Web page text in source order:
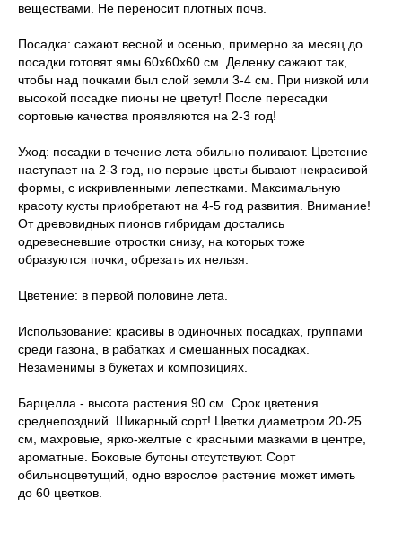
веществами. Не переносит плотных почв.
Посадка: сажают весной и осенью, примерно за месяц до
посадки готовят ямы 60х60х60 см. Деленку сажают так,
чтобы над почками был слой земли 3-4 см. При низкой или
высокой посадке пионы не цветут! После пересадки
сортовые качества проявляются на 2-3 год!
Уход: посадки в течение лета обильно поливают. Цветение
наступает на 2-3 год, но первые цветы бывают некрасивой
формы, с искривленными лепестками. Максимальную
красоту кусты приобретают на 4-5 год развития. Внимание!
От древовидных пионов гибридам достались
одревесневшие отростки снизу, на которых тоже
образуются почки, обрезать их нельзя.
Цветение: в первой половине лета.
Использование: красивы в одиночных посадках, группами
среди газона, в рабатках и смешанных посадках.
Незаменимы в букетах и композициях.
Барцелла - высота растения 90 см. Срок цветения
среднепоздний. Шикарный сорт! Цветки диаметром 20-25
см, махровые, ярко-желтые с красными мазками в центре,
ароматные. Боковые бутоны отсутствуют. Сорт
обильноцветущий, одно взрослое растение может иметь
до 60 цветков.